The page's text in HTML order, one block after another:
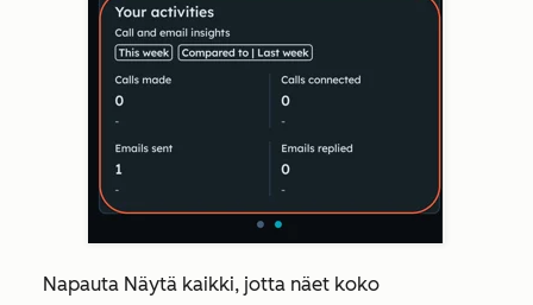
Napauta Näytä kaikki, jotta näet koko